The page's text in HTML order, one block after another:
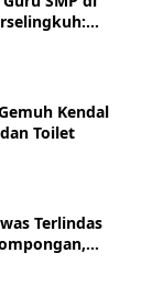
Sanksi
Kendal
Toilet
Terlindas